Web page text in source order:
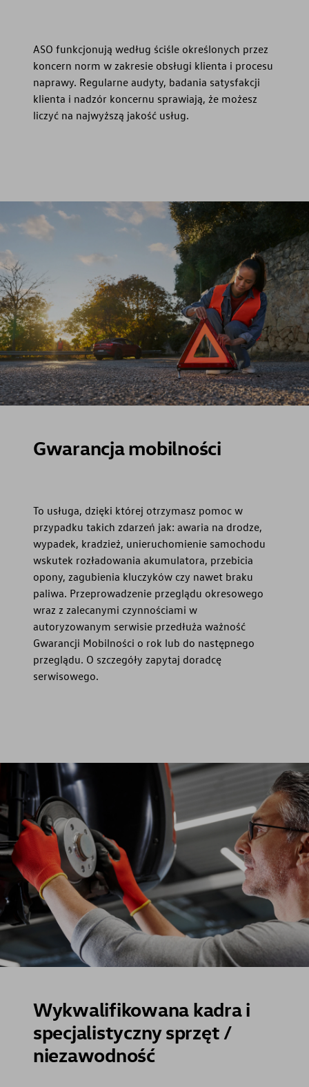
ASO funkcjonują według ściśle określonych przez
koncern norm w zakresie obsługi klienta i procesu
naprawy. Regularne audyty, badania satysfakcji
klienta i nadzór koncernu sprawiają, że możesz
liczyć na najwyższą jakość usług.
Gwarancja mobilności
To usługa, dzięki której otrzymasz pomoc w
przypadku takich zdarzeń jak: awaria na drodze,
wypadek, kradzież, unieruchomienie samochodu
wskutek rozładowania akumulatora, przebicia
opony, zagubienia kluczyków czy nawet braku
paliwa. Przeprowadzenie przeglądu okresowego
wraz z zalecanymi czynnościami w
autoryzowanym serwisie przedłuża ważność
Gwarancji Mobilności o rok lub do następnego
przeglądu. O szczegóły zapytaj doradcę
serwisowego.
Wykwalifikowana kadra i
specjalistyczny sprzęt /
niezawodność